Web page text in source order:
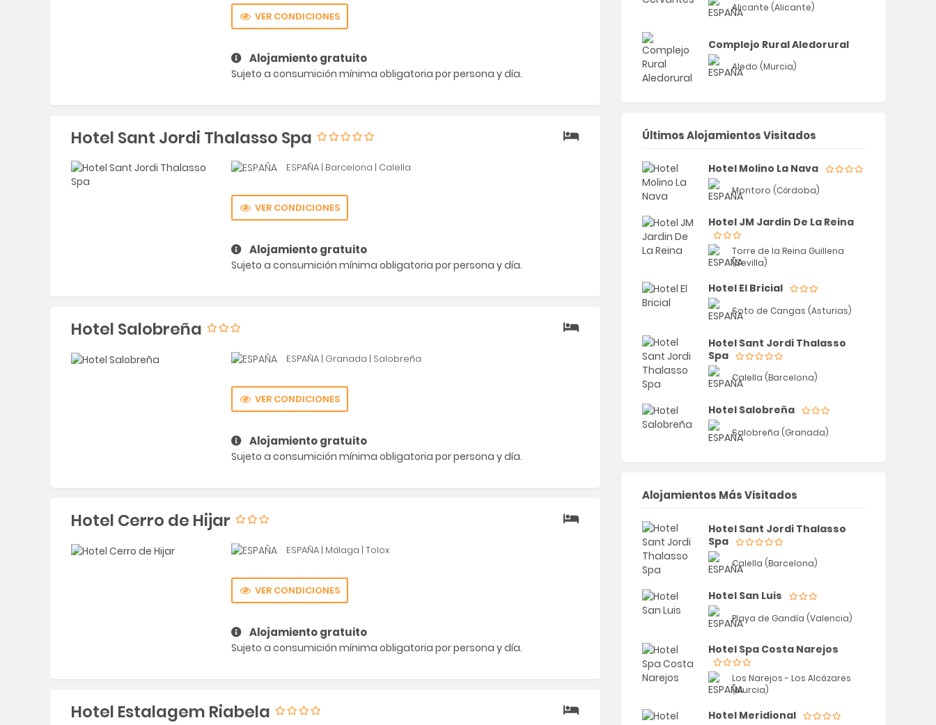
Alicante (Alicante)
Complejo Rural Aledorural
Aledo (Murcia)
Últimos Alojamientos Visitados
Hotel Molino La Nava
Montoro (Córdoba)
Hotel JM Jardin De La Reina
Torre de la Reina Guillena
(Sevilla)
Hotel El Bricial
Soto de Cangas (Asturias)
Hotel Sant Jordi Thalasso
Spa
Calella (Barcelona)
Hotel Salobreña
Salobreña (Granada)
Alojamientos Más Visitados
Hotel Sant Jordi Thalasso
Spa
Calella (Barcelona)
Hotel San Luis
Playa de Gandía (Valencia)
Hotel Spa Costa Narejos
Los Narejos - Los Alcázares
(Murcia)
Hotel Meridional
VER CONDICIONES
Alojamiento gratuito
Sujeto a consumición mínima obligatoria por persona y día.
Hotel Sant Jordi Thalasso Spa
ESPAÑA | Barcelona | Calella
VER CONDICIONES
Alojamiento gratuito
Sujeto a consumición mínima obligatoria por persona y día.
Hotel Salobreña
ESPAÑA | Granada | Salobreña
VER CONDICIONES
Alojamiento gratuito
Sujeto a consumición mínima obligatoria por persona y día.
Hotel Cerro de Hijar
ESPAÑA | Málaga | Tolox
VER CONDICIONES
Alojamiento gratuito
Sujeto a consumición mínima obligatoria por persona y día.
Hotel Estalagem Riabela